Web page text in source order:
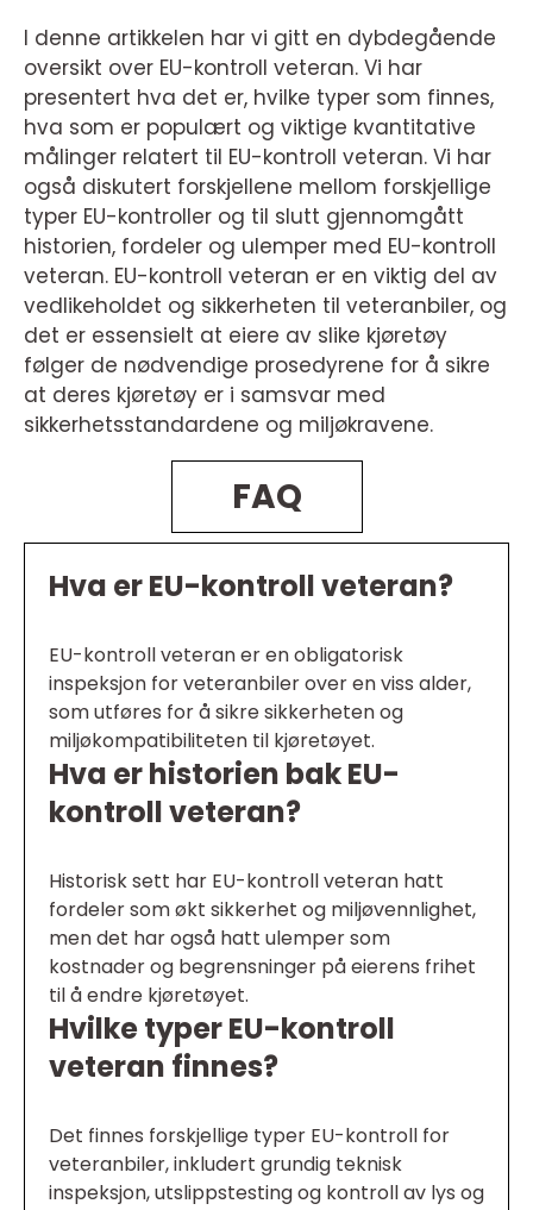
I denne artikkelen har vi gitt en dybdegående
oversikt over EU-kontroll veteran. Vi har
presentert hva det er, hvilke typer som finnes,
hva som er populært og viktige kvantitative
målinger relatert til EU-kontroll veteran. Vi har
også diskutert forskjellene mellom forskjellige
typer EU-kontroller og til slutt gjennomgått
historien, fordeler og ulemper med EU-kontroll
veteran. EU-kontroll veteran er en viktig del av
vedlikeholdet og sikkerheten til veteranbiler, og
det er essensielt at eiere av slike kjøretøy
følger de nødvendige prosedyrene for å sikre
at deres kjøretøy er i samsvar med
sikkerhetsstandardene og miljøkravene.
FAQ
Hva er EU-kontroll veteran?
EU-kontroll veteran er en obligatorisk
inspeksjon for veteranbiler over en viss alder,
som utføres for å sikre sikkerheten og
miljøkompatibiliteten til kjøretøyet.
Hva er historien bak EU-
kontroll veteran?
Historisk sett har EU-kontroll veteran hatt
fordeler som økt sikkerhet og miljøvennlighet,
men det har også hatt ulemper som
kostnader og begrensninger på eierens frihet
til å endre kjøretøyet.
Hvilke typer EU-kontroll
veteran finnes?
Det finnes forskjellige typer EU-kontroll for
veteranbiler, inkludert grundig teknisk
inspeksjon, utslippstesting og kontroll av lys og